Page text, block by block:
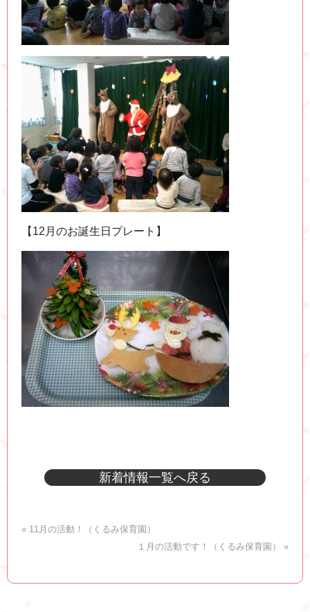
【12月のお誕生日プレート】
新着情報一覧へ戻る
« 11月の活動！（くるみ保育園）
１月の活動です！（くるみ保育園） »